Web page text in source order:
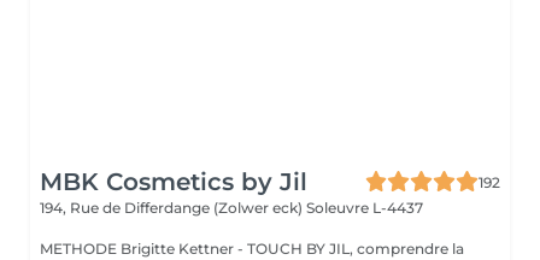
MBK Cosmetics by Jil
192
194, Rue de Differdange (Zolwer eck) Soleuvre L-4437
METHODE Brigitte Kettner - TOUCH BY JIL, comprendre la